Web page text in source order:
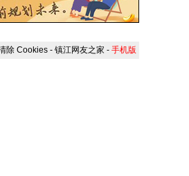
除 Cookies - 镇江网友之家 - 手机版